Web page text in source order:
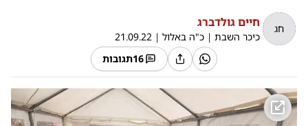
חג חיים גולדברג
כיכר השבת | כ"ה באלול |
21.09.22
16תגובות